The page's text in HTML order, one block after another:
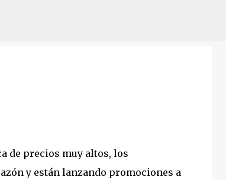
de precios muy altos, los
y están lanzando promociones a